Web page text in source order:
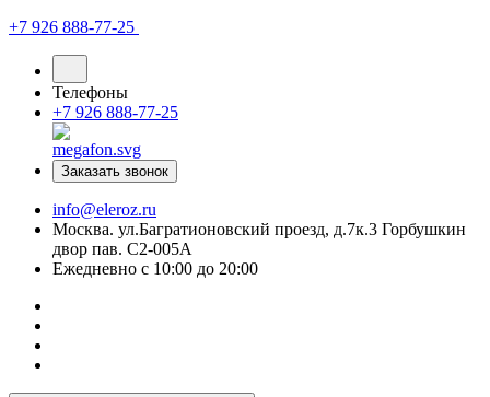
+7 926 888-77-25
Телефоны
+7 926 888-77-25
Заказать звонок
info@eleroz.ru
Москва. ул.Багратионовский проезд, д.7к.3 Горбушкин
двор пав. C2-005A
Ежедневно с 10:00 до 20:00